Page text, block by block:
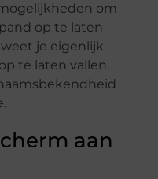
om
op te laten
je eigenlijk
te laten vallen.
aan